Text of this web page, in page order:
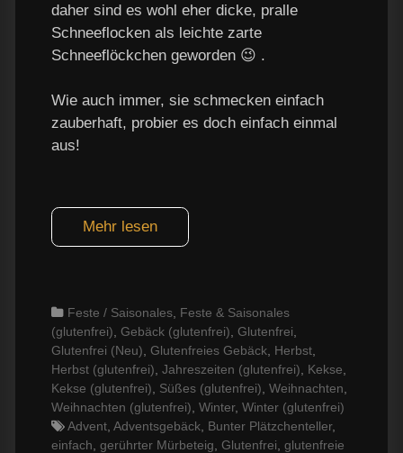
daher sind es wohl eher dicke, pralle
Schneeflocken als leichte zarte
Schneeflöckchen geworden 😉 .
Wie auch immer, sie schmecken einfach
zauberhaft, probier es doch einfach einmal
aus!
Mehr lesen
Categories
Feste / Saisonales Feste & Saisonales
(glutenfrei)
Gebäck (glutenfrei) Glutenfrei
Glutenfrei (Neu)
Glutenfreies Gebäck Herbst
Herbst (glutenfrei) Jahreszeiten (glutenfrei) Kekse
Kekse (glutenfrei)
Süßes (glutenfrei) Weihnachten
Weihnachten (glutenfrei) Winter, Winter (glutenfrei)
Tags
Advent Adventsgebäck Bunter Plätzchenteller,
einfach gerührter Mürbeteig Glutenfrei glutenfreie